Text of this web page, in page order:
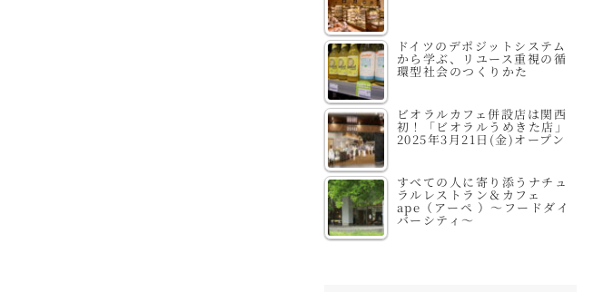
ドイツのデポジットシステム
から学ぶ、リユース重視の循
環型社会のつくりかた
ビオラルカフェ併設店は関西
初！「ビオラルうめきた店」
2025年3月21日(金)オープン
すべての人に寄り添うナチュ
ラルレストラン＆カフェ
ape（アーペ ）～フードダイ
バーシティ～